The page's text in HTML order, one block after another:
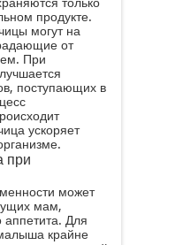
продукте.
могут на
от
При
поступающих в
ускоряет
при
может
мам,
аппетита. Для
крайне